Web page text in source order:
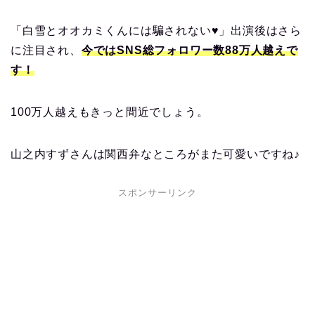
「白雪とオオカミくんには騙されない♥」出演後はさら
に注目され、 今ではSNS総フォロワー数88万人越えで
す！
100万人越えもきっと間近でしょう。
山之内すずさんは関西弁なところがまた可愛いですね♪
スポンサーリンク